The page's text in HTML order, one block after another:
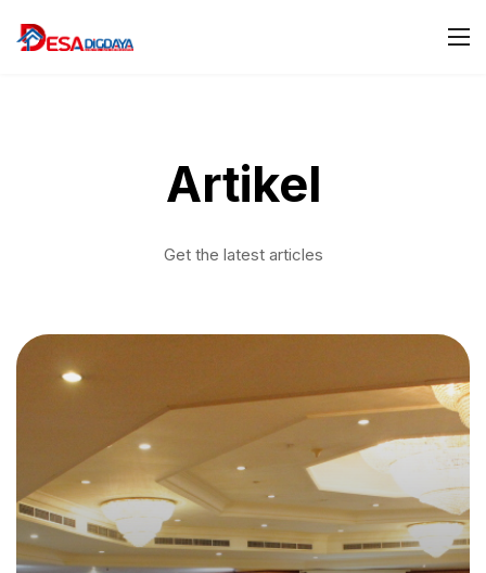
Artikel
Get the latest articles